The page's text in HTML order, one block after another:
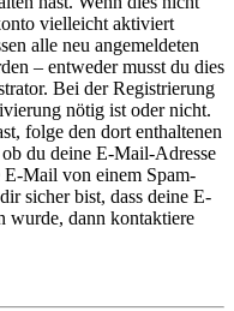
vielleicht aktiviert
alle neu angemeldeten
– entweder musst du dies
Bei der Registrierung
nötig ist oder nicht.
folge den dort enthaltenen
du deine E-Mail-Adresse
E-Mail von einem Spam-
sicher bist, dass deine E-
wurde, dann kontaktiere